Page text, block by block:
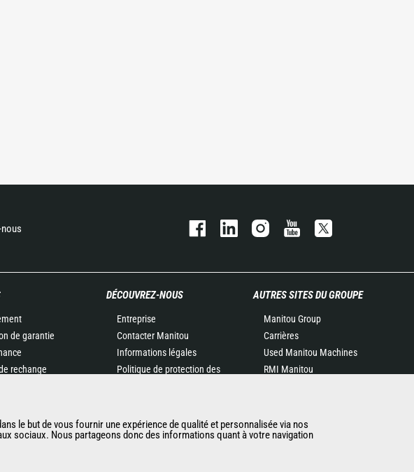
de garantie
rechange
d'occasion
DÉCOUVREZ-NOUS
Entreprise
Contacter Manitou
Informations légales
Politique de protection des
Actualités
Historique
AUTRES SITES DU GROUPE
Manitou Group
Carrières
Used Manitou Machines
RMI Manitou
Attachments
le but de vous fournir une expérience de qualité et personnalisée via nos
sociaux. Nous partageons donc des informations quant à votre navigation